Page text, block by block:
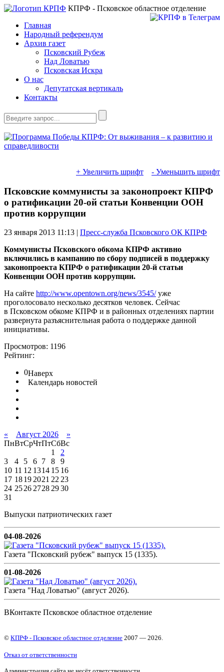
КПРФ - Псковское областное отделение
Главная
Народный референдум
Архив газет
Псковский Рубеж
Над Ловатью
Псковская Искра
О нас
Депутатская вертикаль
Контакты
+ Увеличить шрифт - Уменьшить шрифт
Псковские коммунисты за законопроект КПРФ
о ратификации 20-ой статьи Конвенции ООН
против коррупции
23 января 2013 11:13 | Пресс-служба Псковского ОК КПРФ
Коммунисты Псковского обкома КПРФ активно
включились в кампанию по сбору подписей в поддержку
законопроекта КПРФ о ратификации 20-й статьи
Конвенции ООН против коррупции.
На сайте http://www.opentown.org/news/3545/уже
проголосовало несколько десятков человек. Сейчас
в Псковском обкоме КПРФ и в районных отделениях партии
развернута разъяснительная работа о поддержке данной
инициативы.
Просмотров: 1196
Рейтинг:
0Наверх
Календарь новостей
« Август 2026
»
ПнВтСрЧтПтСбВс
1
2
3
4 5 6 7 8
9
10 11 12 1314 15 16
17 18192021 2223
24 252627282930
31
Выпуски патриотических газет
04-08-2026
Газета "Псковский рубеж" выпуск 15 (1335).
01-08-2026
Газета "Над Ловатью" (август 2026).
ВКонтакте Псковское областное отделение
© КПРФ - Псковское областное отделение 2007 — 2026.
Отказ от ответственности